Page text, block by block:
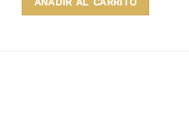
era:
49,95 €.
es:
47,95 €.
AÑADIR AL CARRITO